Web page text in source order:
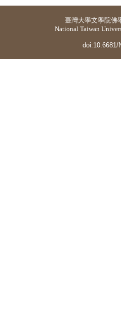
臺灣大學文學院佛
National Taiwan
doi:10.6681/